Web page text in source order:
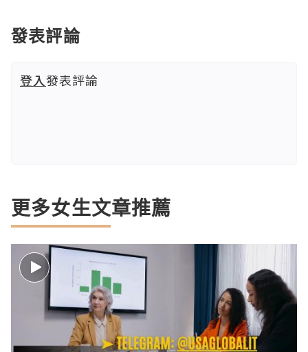
發表評論
登入發表評論
更多女生文章推薦